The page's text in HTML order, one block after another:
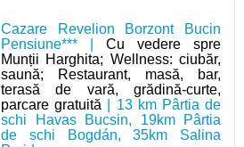
Cazare Revelion Borzont Bucin
Pensiune*** |Cu vedere spre
Munții Harghita; Wellness: ciubăr,
saună; Restaurant, masă, bar,
terasă de vară, grădină-curte,
parcare gratuită | 13 km Pârtia de
schi Havas Bucsin, 19km Pârtia
de schi Bogdán, 35km Salina